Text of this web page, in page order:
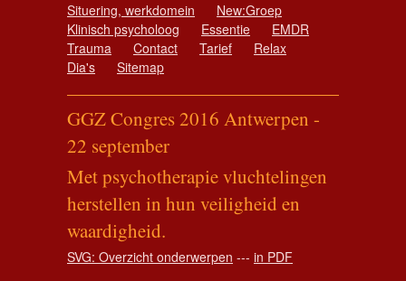
Situering, werkdomein
New:Groep
Klinisch psycholoog
Essentie
EMDR
Trauma
Contact Tarief
Relax
Dia's
Sitemap
GGZ Congres 2016 Antwerpen -
22 september
Met psychotherapie vluchtelingen
herstellen in hun veiligheid en
waardigheid.
SVG: Overzicht onderwerpen --- in PDF